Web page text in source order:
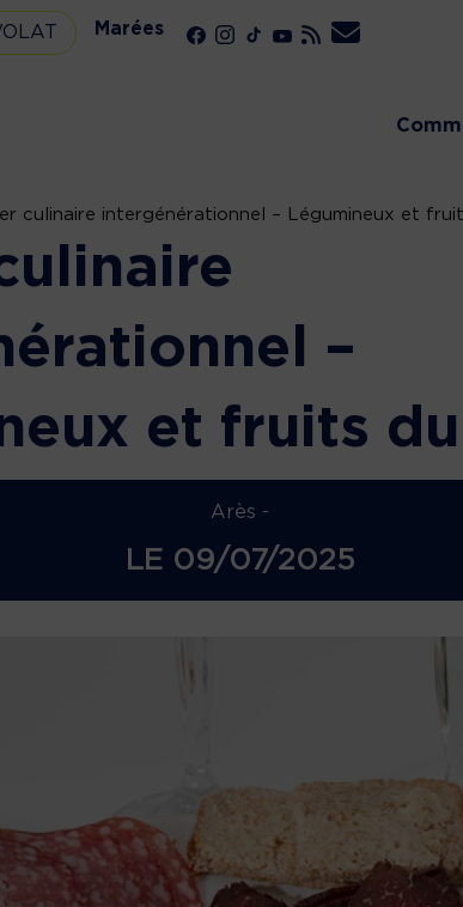
Marées
culinaire intergénérationnel – Légumineux et
–
et fruits
Arès -
LE 09/07/2025